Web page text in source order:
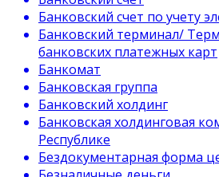
Банковский счет по учету
Банковский терминал/
банковских платежных карт
Банкомат
Банковская группа
Банковский холдинг
Банковская холдинговая
Республике
Бездокументарная форма